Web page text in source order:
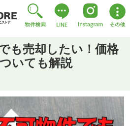
も売却したい！価格
いても解説